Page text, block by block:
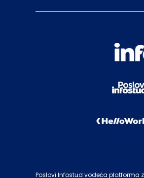
Poslovi Infostud vodeća platforma